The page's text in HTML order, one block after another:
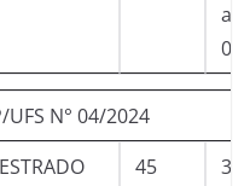
a
UFS N° 04/2024
45